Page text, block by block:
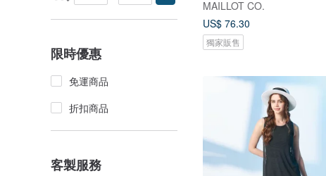
限時優惠
免運商品
折扣商品
客製服務
MAILLOT CO.
US$ 76.30
獨家販售